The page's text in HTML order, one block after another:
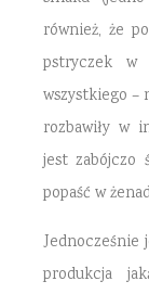
również, że
pstryczek w
wszystkiego –
rozbawiły w
jest zabójczo
popaść w
Jednocześnie
produkcja